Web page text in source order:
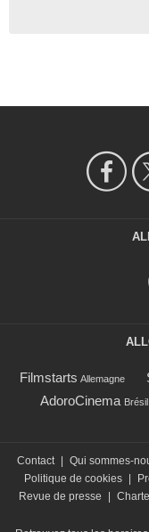
Filmstarts Allemagne
AdoroCinema Brésil
Contact | Qui sommes-
Politique de cookies |
Revue de presse
|